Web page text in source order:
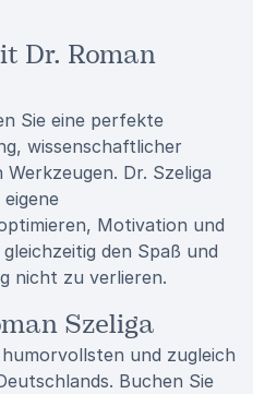
Dr. Roman
Sie eine perfekte
wissenschaftlicher
Dr. Szeliga
Motivation und
den Spaß und
nicht zu verlieren.
Szeliga
und zugleich
Buchen Sie